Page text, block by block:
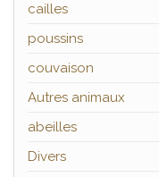
cailles
poussins
couvaison
Autres animaux
abeilles
Divers